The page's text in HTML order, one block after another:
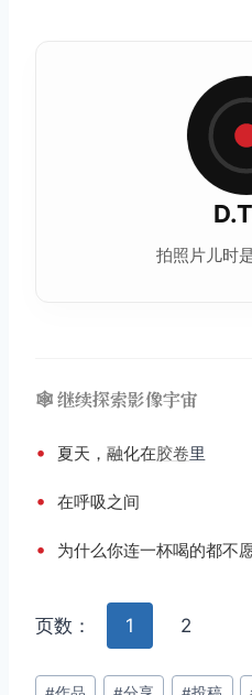
拍照片儿时
🕸️ 继续探索影像宇宙
• 夏天，融化在胶卷里
• 在呼吸之间
• 为什么你连一杯喝的都不
页数： 1 2
文